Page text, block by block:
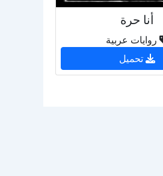
أنا حرة
روايات عربية
تحميل